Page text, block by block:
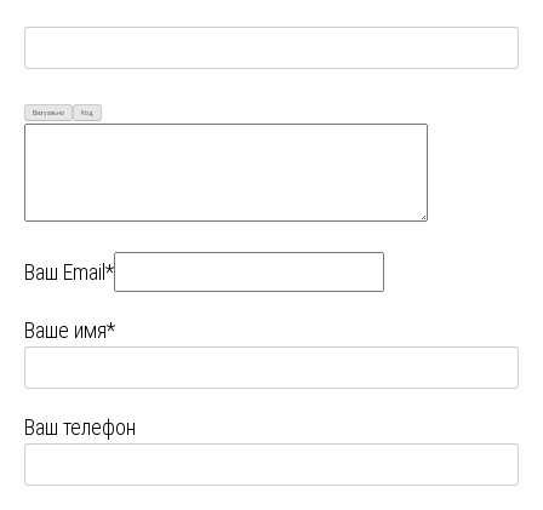
Визуально Код
Ваш Email*
Ваше имя*
Ваш телефон